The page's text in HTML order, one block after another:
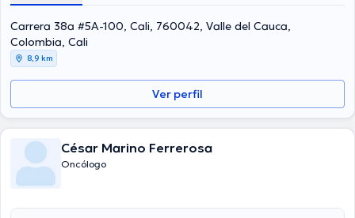
colaborado en cuantiosas conferencias con el objetivo de tener una
formación continua en su temática de especialización y ha
compartido diversos artículos. La consulta se puede hacer en
Español.
Carrera 38a #5A-100, Cali, 760042, Valle del Cauca,
Colombia, Cali
8,9 km
Ver perfil
César Marino Ferrerosa
Oncólogo